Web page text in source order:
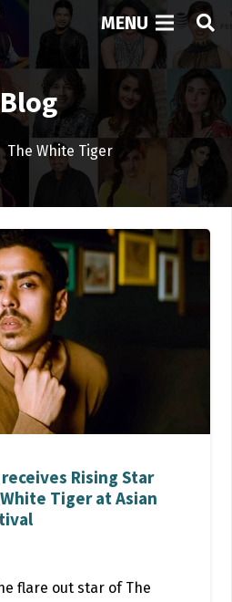
MENU
Blog
The White Tiger
Rising Star
Tiger at Asian
flare out star of The